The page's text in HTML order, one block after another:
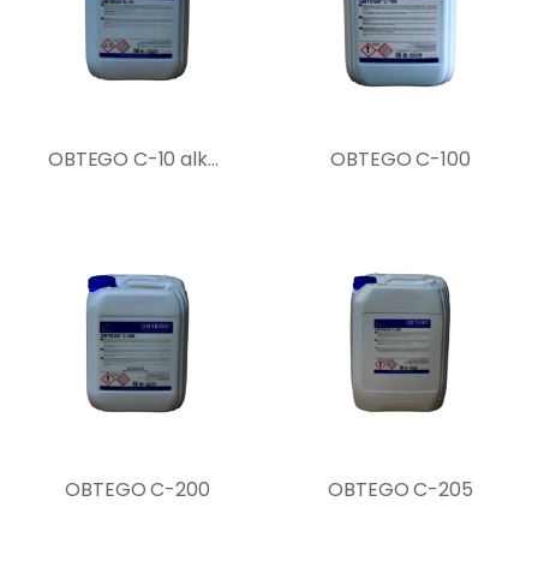
OBTEGO C-10 alkáli lúgos beton tisztítószer OBTEGO C-100
OBTEGO C-200 OBTEGO C-205